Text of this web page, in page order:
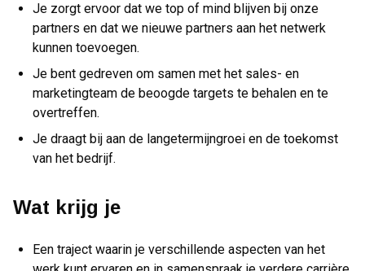
Je zorgt ervoor dat we top of mind blijven bij onze
partners en dat we nieuwe partners aan het netwerk
kunnen toevoegen.
Je bent gedreven om samen met het sales- en
marketingteam de beoogde targets te behalen en te
overtreffen.
Je draagt bij aan de langetermijngroei en de toekomst
van het bedrijf.
Wat krijg je
Een traject waarin je verschillende aspecten van het